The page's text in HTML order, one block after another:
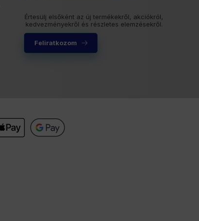
Értesülj elsőként az új termékekről, akciókról,
kedvezményekről és részletes elemzésekről.
Feliratkozom